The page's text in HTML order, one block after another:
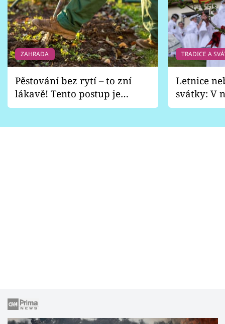
ZAHRADA
Pěstování bez rytí – to zní
lákavě! Tento postup je
vhodný jen pro některé
TRADICE A
Letnice
svátky: V
pondělí